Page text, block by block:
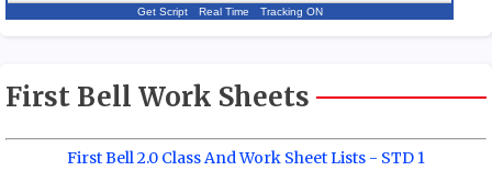
Get Script Real Time Tracking ON
First Bell Work Sheets
First Bell 2.0 Class And Work Sheet Lists - STD 1